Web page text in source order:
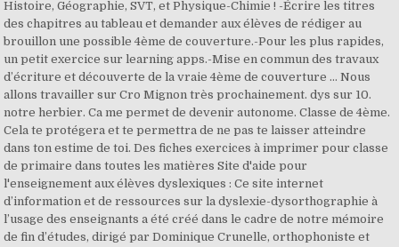
Histoire, Géographie, SVT, et Physique-Chimie ! -Écrire les titres
des chapitres au tableau et demander aux élèves de rédiger au
brouillon une possible 4ème de couverture.-Pour les plus rapides,
un petit exercice sur learning apps.-Mise en commun des travaux
d’écriture et découverte de la vraie 4ème de couverture … Nous
allons travailler sur Cro Mignon très prochainement. dys sur 10.
notre herbier. Ca me permet de devenir autonome. Classe de 4ème.
Cela te protégera et te permettra de ne pas te laisser atteindre
dans ton estime de toi. Des fiches exercices à imprimer pour classe
de primaire dans toutes les matières Site d'aide pour
l'enseignement aux élèves dyslexiques : Ce site internet
d’information et de ressources sur la dyslexie-dysorthographie à
l’usage des enseignants a été créé dans le cadre de notre mémoire
de fin d’études, dirigé par Dominique Crunelle, orthophoniste et